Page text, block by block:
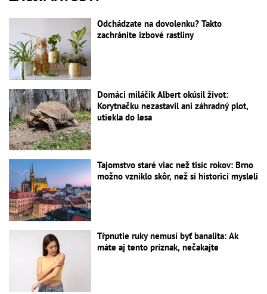
Odchádzate na dovolenku? Takto
zachránite izbové rastliny
Domáci miláčik Albert okúsil život:
Korytnačku nezastavil ani záhradný plot,
utiekla do lesa
Tajomstvo staré viac než tisíc rokov: Brno
možno vzniklo skôr, než si historici mysleli
Tŕpnutie ruky nemusí byť banalita: Ak
máte aj tento príznak, nečakajte